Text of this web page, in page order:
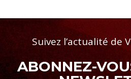
Suivez l’actualité de
ABONNEZ-